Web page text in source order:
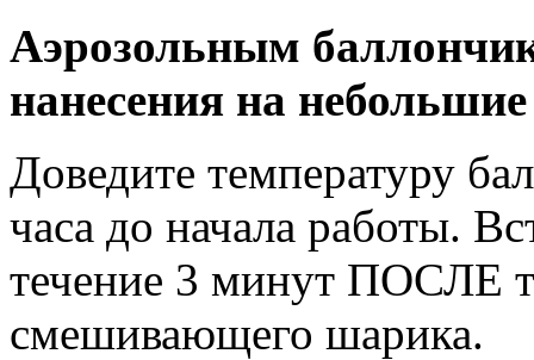
Аэрозольным
нанесения на
Доведите температуру
часа до начала работы.
течение 3 минут ПОСЛЕ
смешивающего шарика.